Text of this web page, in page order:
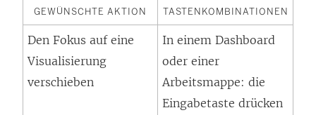
GEWÜNSCHTE AKTION TASTENKOMBINATIONEN
Den Fokus auf eine
Visualisierung
verschieben
In einem Dashboard
oder einer
Arbeitsmappe: die
Eingabetaste drücken